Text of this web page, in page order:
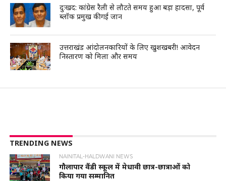
दुःखद: कांग्रेस रैली से लौटते समय हुआ बड़ा हादसा, पूर्व
ब्लॉक प्रमुख की गई जान
उत्तराखंड आंदोलनकारियों के लिए खुशखबरी! आवेदन
निस्तारण को मिला और समय
TRENDING NEWS
NAINITAL-HALDWANI NEWS
गौलापार वैंडी स्कूल में मेधावी छात्र-छात्राओं को
किया गया सम्मानित